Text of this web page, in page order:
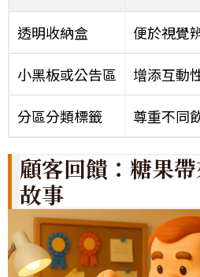
透明收納盒 便於視覺
小黑板或公告區 增添互動
分區分類標籤 尊重不同
顧客回饋：糖果
故事